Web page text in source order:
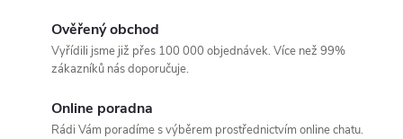
Ověřený obchod
Vyřídili jsme již přes 100 000 objednávek. Více než 99%
zákazníků nás doporučuje.
Online poradna
Rádi Vám poradíme s výběrem prostřednictvím online chatu.